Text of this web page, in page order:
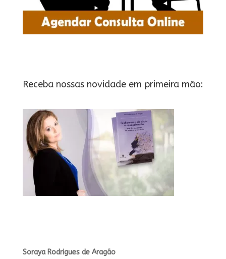
Receba nossas novidade em primeira mão:
Soraya Rodrigues de Aragão